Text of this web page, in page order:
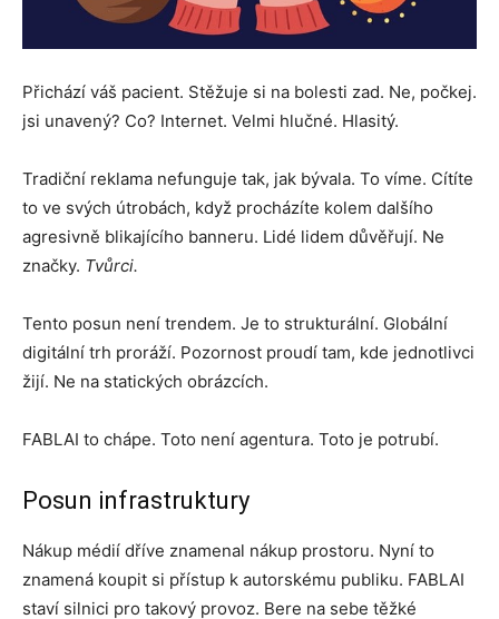
Přichází váš pacient. Stěžuje si na bolesti zad. Ne, počkej.
jsi unavený? Co? Internet. Velmi hlučné. Hlasitý.
Tradiční reklama nefunguje tak, jak bývala. To víme. Cítíte
to ve svých útrobách, když procházíte kolem dalšího
agresivně blikajícího banneru. Lidé lidem důvěřují. Ne
značky. Tvůrci.
Tento posun není trendem. Je to strukturální. Globální
digitální trh proráží. Pozornost proudí tam, kde jednotlivci
žijí. Ne na statických obrázcích.
FABLAI to chápe. Toto není agentura. Toto je potrubí.
Posun infrastruktury
Nákup médií dříve znamenal nákup prostoru. Nyní to
znamená koupit si přístup k autorskému publiku. FABLAI
staví silnici pro takový provoz. Bere na sebe těžké